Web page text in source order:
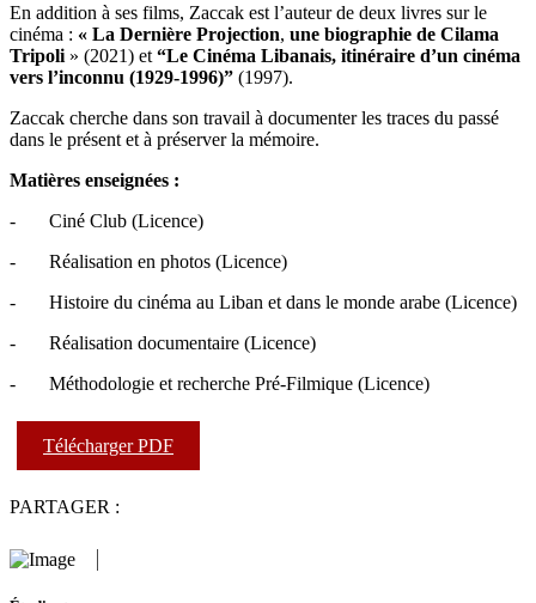
En addition à ses films, Zaccak est l’auteur de deux livres sur le
cinéma : « La Dernière Projection, une biographie de Cilama
Tripoli » (2021) et “Le Cinéma Libanais, itinéraire d’un cinéma
vers l’inconnu (1929-1996)” (1997).
Zaccak cherche dans son travail à documenter les traces du passé
dans le présent et à préserver la mémoire.
Matières enseignées :
- Ciné Club (Licence)
- Réalisation en photos (Licence)
- Histoire du cinéma au Liban et dans le monde arabe (Licence)
- Réalisation documentaire (Licence)
- Méthodologie et recherche Pré-Filmique (Licence)
Télécharger PDF
PARTAGER :